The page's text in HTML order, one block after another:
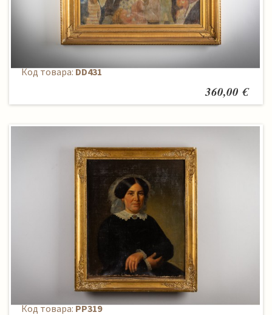
Paveikslas
Код товара:DD431
360,00 €
Код товара:PP319